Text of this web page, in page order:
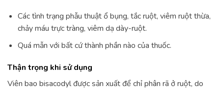
Các tình trạng phẫu thuật ổ bụng, tắc ruột, viêm ruột thừa,
chảy máu trực tràng, viêm dạ dày-ruột.
Quá mẫn với bất cứ thành phần nào của thuốc.
Thận trọng khi sử dụng
Viên bao bisacodyl được sản xuất để chỉ phân rã ở ruột, do